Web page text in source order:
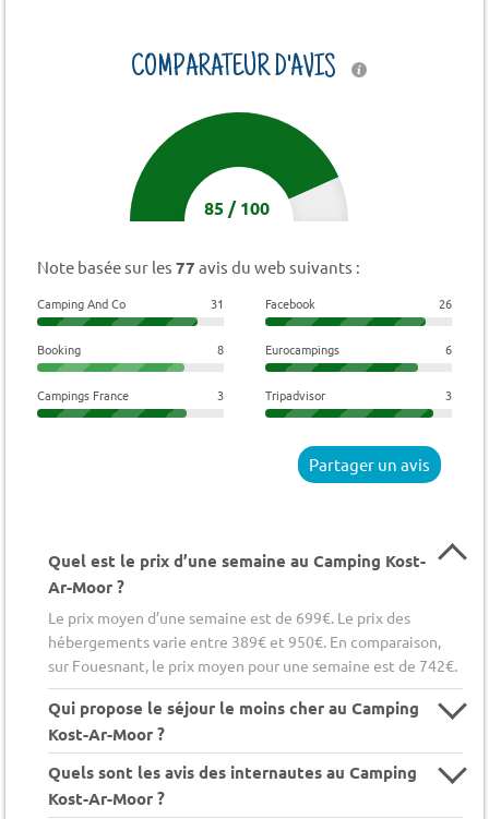
COMPARATEUR D'AVIS
85/100
Note basée sur les 77 avis du web suivants :
Camping And Co 31 Facebook 26
Booking 8 Eurocampings 6
Campings France 3 Tripadvisor 3
Partager un avis
Quel est le prix d’une semaine au Camping Kost-
Ar-Moor ?
Le prix moyen d’une semaine est de 699€. Le prix des
hébergements varie entre 389€ et 950€. En comparaison,
sur Fouesnant, le prix moyen pour une semaine est de 742€.
Qui propose le séjour le moins cher au Camping
Kost-Ar-Moor ?
Quels sont les avis des internautes au Camping
Kost-Ar-Moor ?